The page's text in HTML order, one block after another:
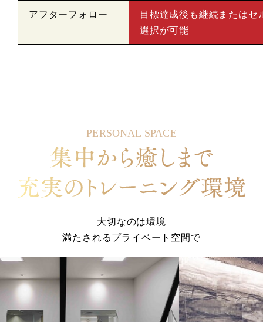
アフターフォロー
目標達成後も継続またはセ
選択が可能
PERSONAL SPACE
大切なのは環境
満たされるプライベート空間で